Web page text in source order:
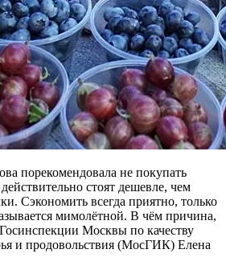
порекомендовала не покупать
стоят дешевле, чем
Сэкономить всегда приятно, только
мимолётной. В чём причина,
Москвы по качеству
и продовольствия (МосГИК) Елена